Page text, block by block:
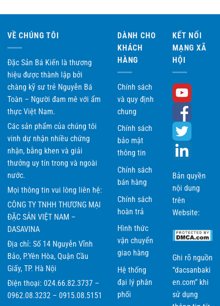
VỀ CHÚNG TÔI
Đặc Sản Bá Kiến là thương
hiệu được thành lập bởi
chàng kỹ sư trẻ Nguyễn Bá
Toàn – Người đam mê với ẩm
thực Việt Nam.
Các sản phẩm của chúng tôi
vinh dự nhận nhiều chứng
nhận, bằng khen và giải
thưởng uy tín trong và ngoài
nước.
Mọi thông tin vui lòng liên hệ:
CÔNG TY TNHH THƯƠNG MẠI
ĐẶC SẢN VIỆT NAM –
DASAVINA
Địa chỉ: Số 14 Nguyễn Vĩnh
Bảo, P.Yên Hòa, Quận Cầu
Giấy, TP. Hà Nội
Điện thoại: 024.66.82.3737 –
0962.08.3232 – 0915.08.5151
DÀNH CHO
KHÁCH
HÀNG
Chính sách
và quy định
chung
Chính sách
bảo mật
thông tin
Chính sách
bán hàng
Chính sách
hoàn trả
Hình thức
vận chuyển
giao hàng
Hệ thống
đại lý phân
phối
KẾT NỐI
MẠNG XÃ
HỘI
Bản quyền
nội dung
trên
Website:
Ghi rõ nguồn
“dacsanbaki
en.com” khi
sử dụng